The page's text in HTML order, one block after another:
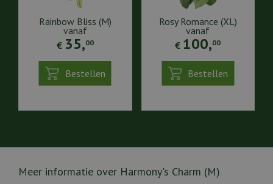
Rainbow Bliss (M)
vanaf
€ 35,00
Bestellen
Rosy Romance (XL)
vanaf
€ 100,00
Bestellen
Meer informatie over Harmony's Charm (M)